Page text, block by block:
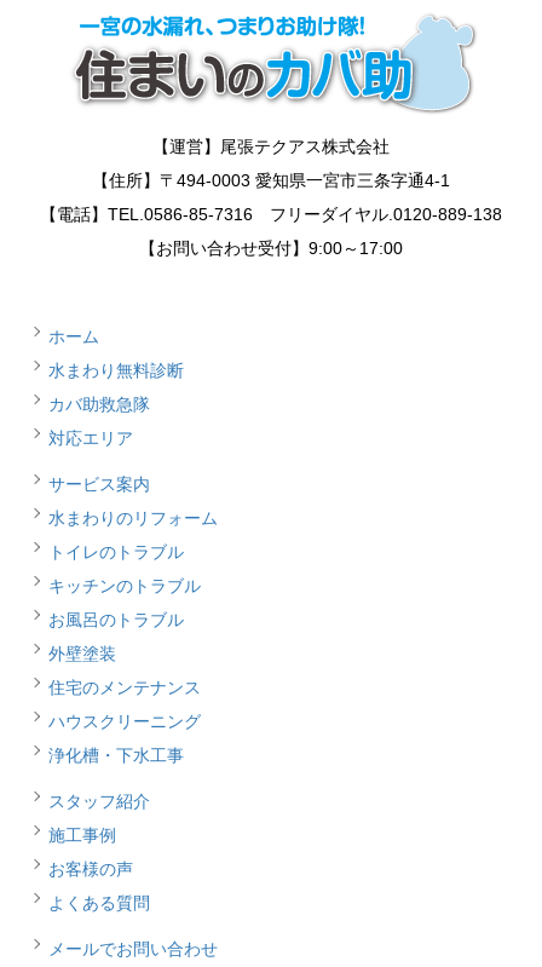
【運営】尾張テクアス株式会社
【住所】〒494-0003 愛知県一宮市三条字通4-1
【電話】TEL.0586-85-7316 フリーダイヤル.0120-889-138
【お問い合わせ受付】9:00～17:00
ホーム
水まわり無料診断
カバ助救急隊
対応エリア
サービス案内
水まわりのリフォーム
トイレのトラブル
キッチンのトラブル
お風呂のトラブル
外壁塗装
住宅のメンテナンス
ハウスクリーニング
浄化槽・下水工事
スタッフ紹介
施工事例
お客様の声
よくある質問
メールでお問い合わせ